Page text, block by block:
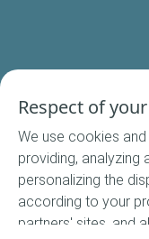
Respect of
We use cookies
providing, analyzing
personalizing the
according to your
partners' sites, and